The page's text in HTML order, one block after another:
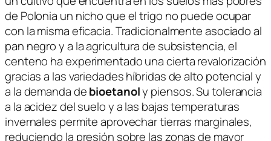
de Polonia un nicho que el trigo no puede ocupar
con la misma eficacia. Tradicionalmente asociado al
pan negro y a la agricultura de subsistencia, el
centeno ha experimentado una cierta revalorización
gracias a las variedades híbridas de alto potencial y
a la demanda debioetanoly piensos. Su tolerancia
a la acidez del suelo y a las bajas temperaturas
invernales permite aprovechar tierras marginales,
reduciendo la presión sobre las zonas de mayor